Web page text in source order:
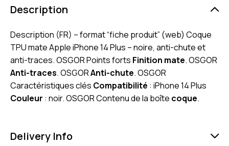
Description
Description (FR) – format “fiche produit” (web) Coque
TPU mate Apple iPhone 14 Plus – noire, anti-chute et
anti-traces. OSGOR Points forts Finition mate. OSGOR
Anti-traces. OSGORAnti-chute. OSGOR
Caractéristiques clés Compatibilité : iPhone 14 Plus
Couleur : noir. OSGOR Contenu de la boîte coque.
Delivery Info